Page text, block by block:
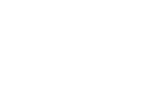
nos escaliers